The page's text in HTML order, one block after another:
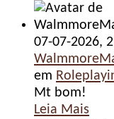
07-07-2026,
em
Mt bom!
Leia Mais